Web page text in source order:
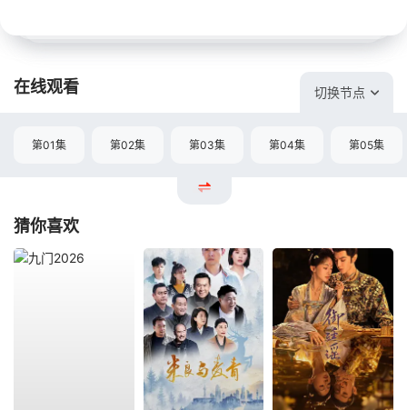
在线观看 切换节点
第01集 第02集 第03集 第04集 第05集
猜你喜欢